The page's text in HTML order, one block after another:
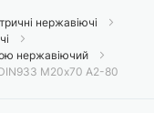
нержавіючі
нержавіючий
М20х70 А2-80